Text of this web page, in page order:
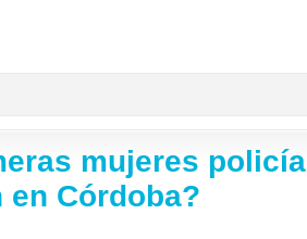
mujeres policía
Córdoba?